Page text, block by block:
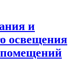
и
освещения